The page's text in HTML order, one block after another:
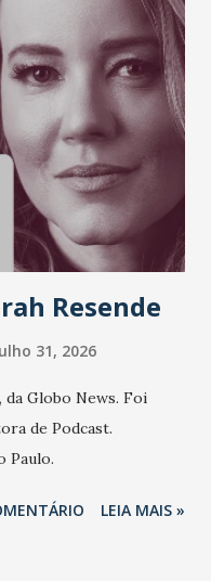
em que autenticidade
sobre marca,
momento em que todo
de verdade. O NM2B
constrói com
ainda mais claro.
a confiança entre
Tamires So...
Resende
31, 2026
Globo News. Foi
de Podcast.
Paulo.
LEIA MAIS »